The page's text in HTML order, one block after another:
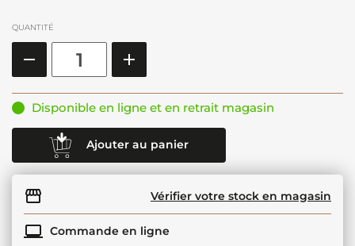
QUANTITÉ
Disponible en ligne et en retrait magasin
Ajouter au panier
Vérifier votre stock en magasin
Commande en ligne